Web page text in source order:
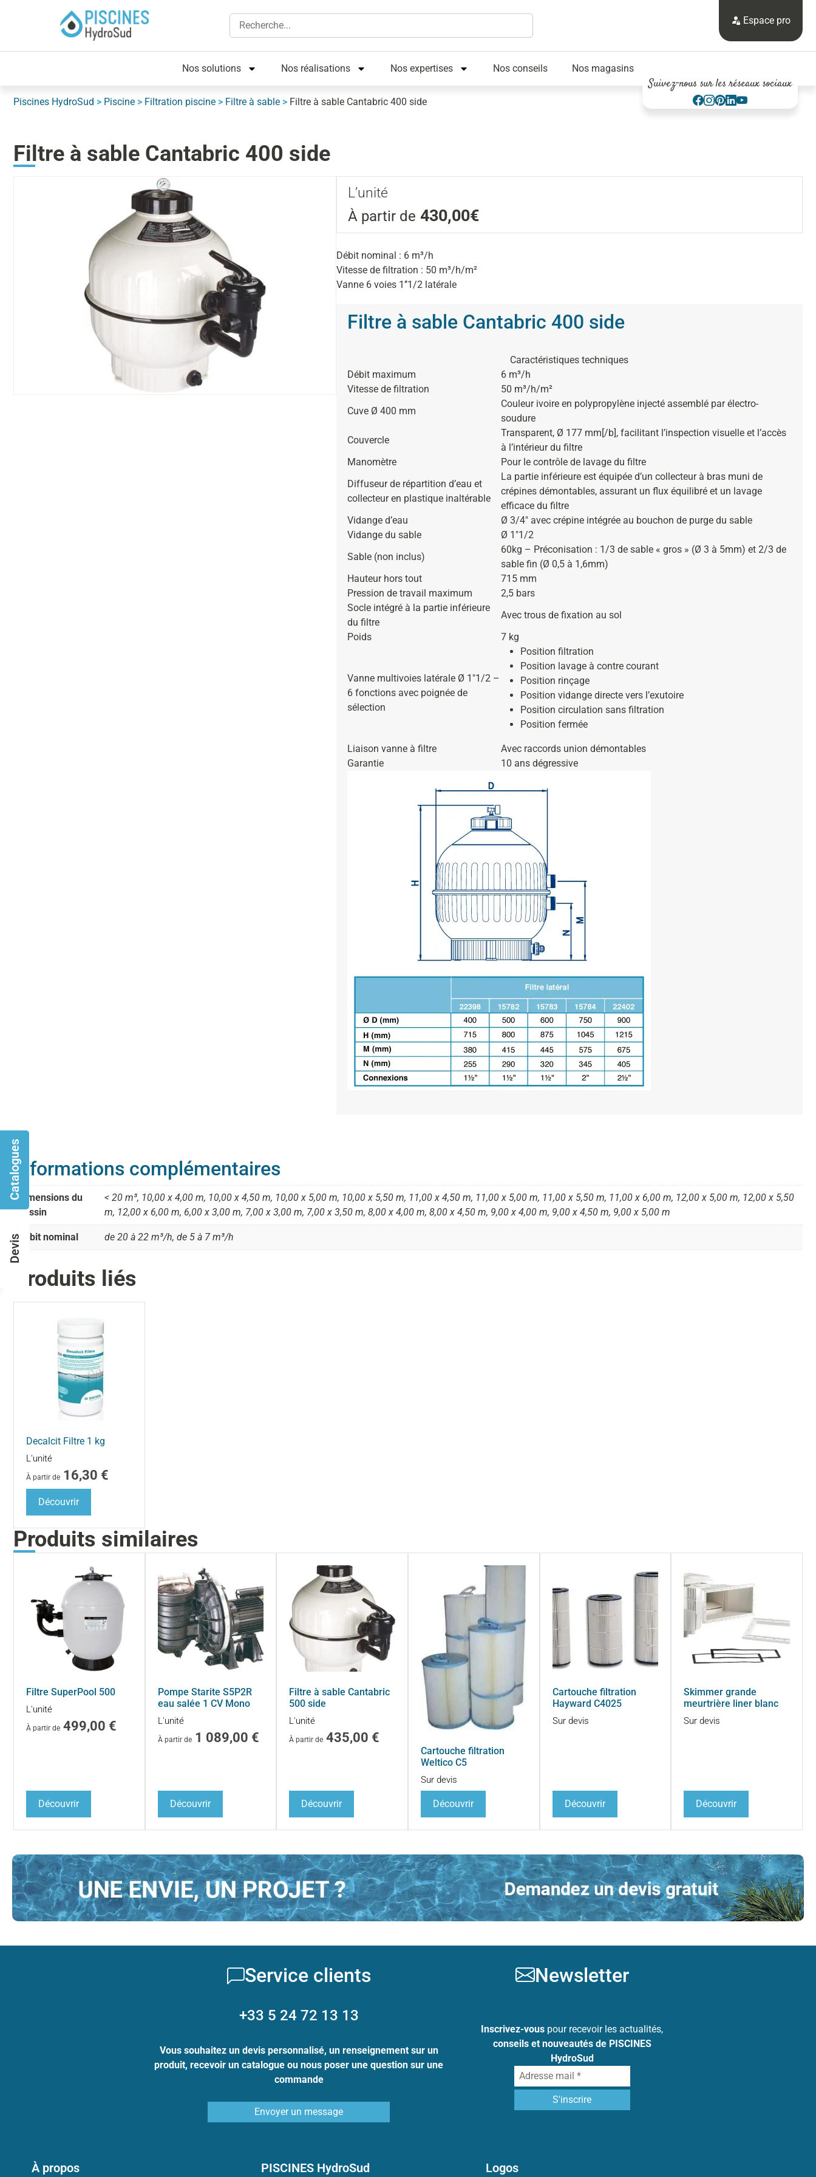
Catalogues
Devis
Espace pro
Nos solutions Nos réalisations Nos expertises Nos conseils Nos magasins
Suivez-nous sur les réseaux sociaux
Piscines HydroSud > Piscine > Filtration piscine > Filtre à sable > Filtre à sable Cantabric 400 side
Filtre à sable Cantabric 400 side
L’unité
À partir de 430,00€
Débit nominal : 6 m³/h
Vitesse de filtration : 50 m³/h/m²
Vanne 6 voies 1’’1/2 latérale
Filtre à sable Cantabric 400 side
Caractéristiques techniques
Débit maximum
6 m³/h
Vitesse de filtration
50 m³/h/m²
Cuve Ø 400 mm
Couleur ivoire en polypropylène injecté assemblé par électro-
soudure
Couvercle
Transparent, Ø 177 mm[/b], facilitant l’inspection visuelle et l’accès
à l’intérieur du filtre
Manomètre
Pour le contrôle de lavage du filtre
Diffuseur de répartition d’eau et
collecteur en plastique inaltérable
La partie inférieure est équipée d’un collecteur à bras muni de
crépines démontables, assurant un flux équilibré et un lavage
efficace du filtre
Vidange d’eau
Ø 3/4″ avec crépine intégrée au bouchon de purge du sable
Vidange du sable
Ø 1″1/2
Sable (non inclus)
60kg – Préconisation : 1/3 de sable « gros » (Ø 3 à 5mm) et 2/3 de
sable fin (Ø 0,5 à 1,6mm)
Hauteur hors tout
715 mm
Pression de travail maximum
2,5 bars
Socle intégré à la partie inférieure
du filtre
Avec trous de fixation au sol
Poids
7 kg
Vanne multivoies latérale Ø 1″1/2 –
6 fonctions avec poignée de
sélection
Position filtration
Position lavage à contre courant
Position rinçage
Position vidange directe vers l’exutoire
Position circulation sans filtration
Position fermée
Liaison vanne à filtre
Avec raccords union démontables
Garantie
10 ans dégressive
Informations complémentaires
Dimensions du
bassin
< 20 m³, 10,00 x 4,00 m, 10,00 x 4,50 m, 10,00 x 5,00 m, 10,00 x 5,50 m, 11,00 x 4,50 m, 11,00 x 5,00 m, 11,00 x 5,50 m, 11,00 x 6,00 m, 12,00 x 5,00 m, 12,00 x 5,50
m, 12,00 x 6,00 m, 6,00 x 3,00 m, 7,00 x 3,00 m, 7,00 x 3,50 m, 8,00 x 4,00 m, 8,00 x 4,50 m, 9,00 x 4,00 m, 9,00 x 4,50 m, 9,00 x 5,00 m
Débit nominal de 20 à 22 m³/h, de 5 à 7 m³/h
Produits liés
Decalcit Filtre 1 kg
L'unité
À partir de 16,30 €
Découvrir
Produits similaires
Filtre SuperPool 500
L'unité
À partir de 499,00 €
Découvrir
Pompe Starite S5P2R
eau salée 1 CV Mono
L'unité
À partir de 1 089,00 €
Découvrir
Filtre à sable Cantabric
500 side
L'unité
À partir de 435,00 €
Découvrir
Cartouche filtration
Weltico C5
Sur devis
Découvrir
Cartouche filtration
Hayward C4025
Sur devis
Découvrir
Skimmer grande
meurtrière liner blanc
Sur devis
Découvrir
Service clients
+33 5 24 72 13 13
Vous souhaitez un devis personnalisé, un renseignement sur un
produit, recevoir un catalogue ou nous poser une question sur une
commande
Envoyer un message
Newsletter
Inscrivez-vous pour recevoir les actualités,
conseils et nouveautés de PISCINES
HydroSud
À propos PISCINES HydroSud Logos